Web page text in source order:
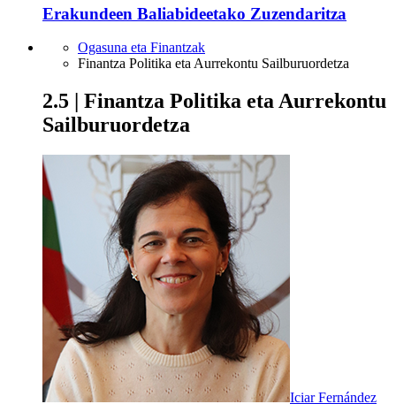
Erakundeen Baliabideetako Zuzendaritza
Ogasuna eta Finantzak
Finantza Politika eta Aurrekontu Sailburuordetza
2.5 | Finantza Politika eta Aurrekontu
Sailburuordetza
Iciar Fernández